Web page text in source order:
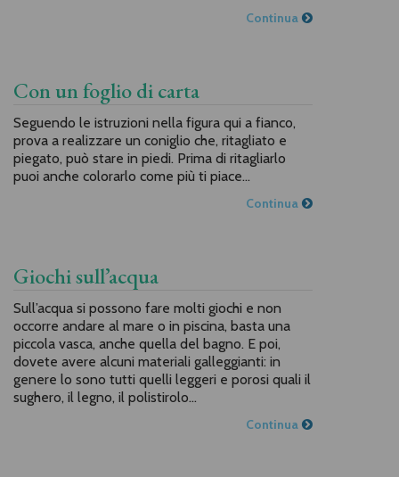
Continua
Con un foglio di carta
Seguendo le istruzioni nella figura qui a fianco,
prova a realizzare un coniglio che, ritagliato e
piegato, può stare in piedi. Prima di ritagliarlo
puoi anche colorarlo come più ti piace...
Continua
Giochi sull’acqua
Sull’acqua si possono fare molti giochi e non
occorre andare al mare o in piscina, basta una
piccola vasca, anche quella del bagno. E poi,
dovete avere alcuni materiali galleggianti: in
genere lo sono tutti quelli leggeri e porosi quali il
sughero, il legno, il polistirolo...
Continua